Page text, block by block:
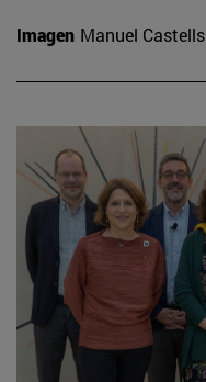
Imagen Manuel Castells